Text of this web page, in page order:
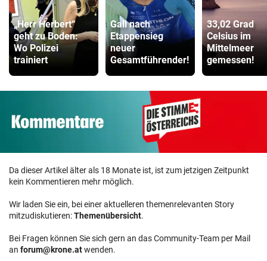
„Herr Herbert“
geht zu Boden:
Wo Polizei
trainiert
Gall nach
Etappensieg
neuer
Gesamtführender!
33,02 Grad
Celsius im
Mittelmeer
gemessen!
Da dieser Artikel älter als 18 Monate ist, ist zum jetzigen Zeitpunkt
kein Kommentieren mehr möglich.
Wir laden Sie ein, bei einer aktuelleren themenrelevanten Story
mitzudiskutieren:Themenübersicht.
Bei Fragen können Sie sich gern an das Community-Team per Mail
an forum@krone.atwenden.